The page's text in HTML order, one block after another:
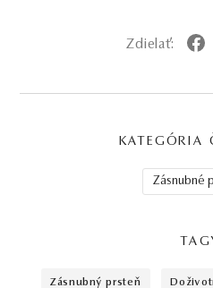
Zdielať:
KATEGÓRIA
Zásnubné
zásnubný prsteň